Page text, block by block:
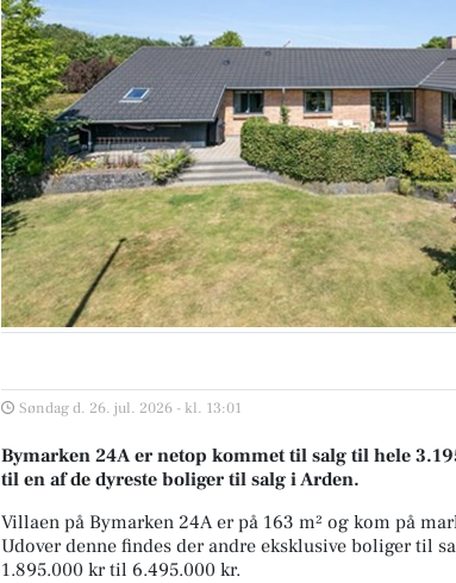
Søndag d. 26. jul. 2026 - kl. 13:01
Bymarken 24A er netop kommet til salg til hele
til en af de dyreste boliger til salg i Arden.
Villaen på Bymarken 24A er på 163 m² og kom på
Udover denne findes der andre eksklusive boliger til
1.895.000 kr til 6.495.000 kr.